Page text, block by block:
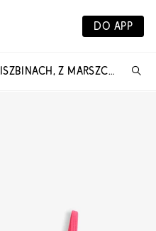
DO APP
BIUSTONOSZ BIKINI NA FISZBINACH, Z MARSZCZENIEM Z BOKU